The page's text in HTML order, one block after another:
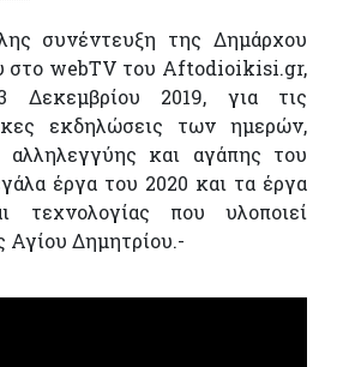
συνέντευξη της Δημάρχου
στο webTV του Aftodioikisi.gr,
Δεκεμβρίου 2019, για τις
εκδηλώσεις των ημερών,
αλληλεγγύης και αγάπης του
έργα του 2020 και τα έργα
τεχνολογίας που υλοποιεί
Δημητρίου.-